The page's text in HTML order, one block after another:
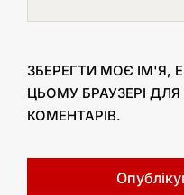
ЗБЕРЕГТИ МОЄ ІМ'Я,
ЦЬОМУ БРАУЗЕРІ
КОМЕНТАРІВ.